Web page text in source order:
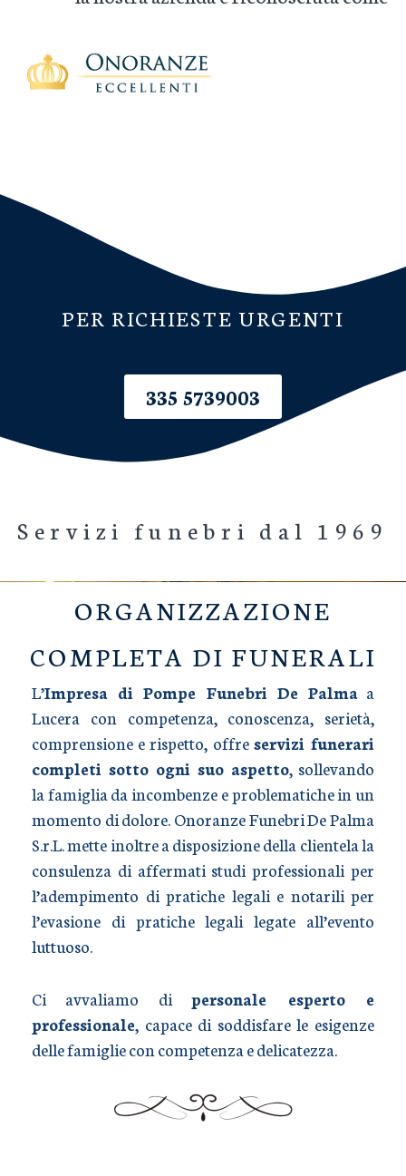
PER RICHIESTE URGENTI
335 5739003
Servizi funebri dal 1969
ORGANIZZAZIONE
COMPLETA DI FUNERALI
L’Impresa di Pompe Funebri De Palmaa
Lucera con competenza, conoscenza, serietà,
comprensione e rispetto, offreservizi funerari
completi sotto ogni suo aspetto, sollevando
la famiglia da incombenze e problematiche in un
momento di dolore. Onoranze Funebri De Palma
S.r.L. mette inoltre a disposizione della clientela la
consulenza di affermati studi professionali per
l’adempimento di pratiche legali e notarili per
l’evasione di pratiche legali legate all’evento
luttuoso.
Ci avvaliamo dipersonale esperto e
professionale, capace di soddisfare le esigenze
delle famiglie con competenza e delicatezza.